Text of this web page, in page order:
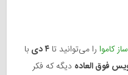
کاموا را می‌توانید تا۴ دی
با
دیگه که فکر